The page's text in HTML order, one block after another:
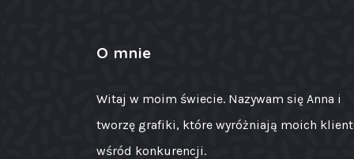
O mnie
Witaj w moim świecie. Nazywam się Anna i
tworzę grafiki, które wyróżniają moich
wśród konkurencji.